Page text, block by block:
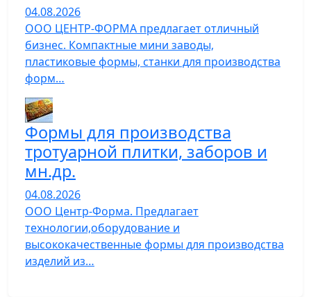
04.08.2026
ООО ЦЕНТР-ФОРМА предлагает отличный
бизнес. Компактные мини заводы,
пластиковые формы, станки для производства
форм…
Формы для производства
тротуарной плитки, заборов и
мн.др.
04.08.2026
ООО Центр-Форма. Предлагает
технологии,оборудование и
высококачественные формы для производства
изделий из…